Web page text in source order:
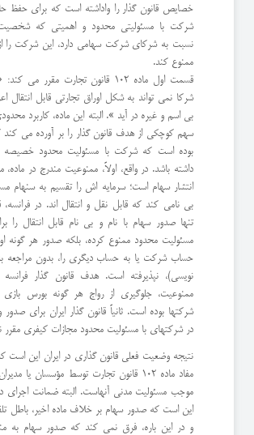
خصایص قانون گذار را واداشته است که برای حفظ
شرکت با مسئولیتی محدود و اهمیتی که
نسبت به شرکای شرکت سهامی دارد، این شرکت را
ممنوع کند.
قسمت اول ماده 102 قانون تجارت مقرر
شرکا نمی تواند به شکل اوراق تجارتی قابل انتقال
بی اسم و غیره در آید ». البته این ماده، کاربرد
سهم کوچکی از هدف قانون گذار را بر آورده می کند
بوده است که شرکت با مسئولیت محدود خصیصه
داشته باشد. در واقع، اولاً، ممنوعیت مندرج در
انتشار سهام است؛ سرمایه اش را تقسیم به سنهام
بی نامی کند که قابل نقل و انتقال اند. در فرانسه،
تنها صدور سهام با نام و بی نام قابل انتقال را
مسئولیت محدود ممنوع کرده، بلکه صدور هر گونه
حساب شرکت یا به حساب دیگری را، بدون مراجعه
نویسی)، نپذیرفته است. هدف قانون گذار
ممنوعیت، جلوگیری از رواج هر گونه بورس بازی
شرکتها بوده است. ثانیاً قانون گذار ایران برای صدور
در شرکتهای با مسئولیت محدود مجازات کیفری مقرر
نتیجه وضعیت فعلی قانون گذاری در ایران این است
مفاد ماده 102 قانون تجارت توسط مؤسسان یا
موجب مسئولیت مدنی آنهاست. البته ضمانت اجرای
این است که صدور سهام بر خلاف ماده اخیر، باطل
و در این باره، فرق نمی کند که صدور سهام به